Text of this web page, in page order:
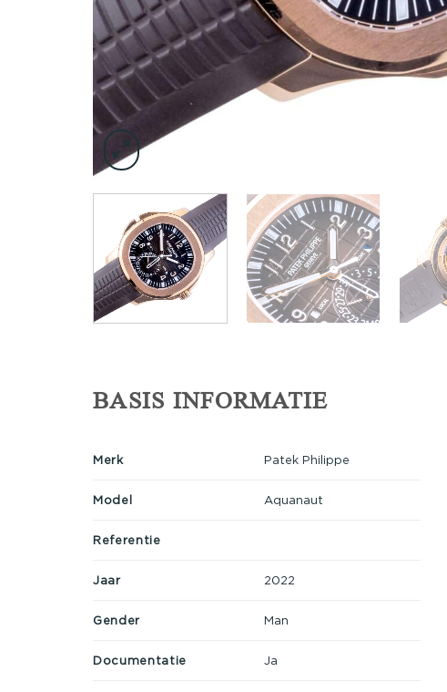
BASIS INFORMATIE
Merk Patek Philippe
Model Aquanaut
Referentie
Jaar 2022
Gender Man
Documentatie Ja